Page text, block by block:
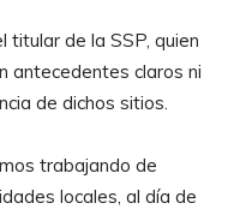
titular de la SSP, quien
antecedentes claros ni
de dichos sitios.
trabajando de
locales, al día de